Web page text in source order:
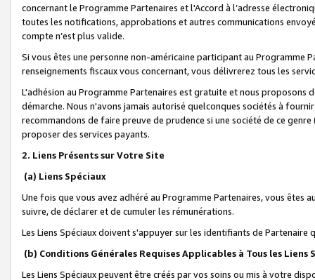
concernant le Programme Partenaires et l'Accord à l’adresse
toutes les notifications, approbations et autres communications
compte n’est plus valide.
Si vous êtes une personne non-américaine participant au
renseignements fiscaux vous concernant, vous délivrerez tous les
L'adhésion au Programme Partenaires est gratuite et nous proposons
démarche. Nous n'avons jamais autorisé quelconques sociétés à
recommandons de faire preuve de prudence si une société de ce
proposer des services payants.
2. Liens Présents sur Votre Site
(a) Liens Spéciaux
Une fois que vous avez adhéré au Programme Partenaires, vous êtes
suivre, de déclarer et de cumuler les rémunérations.
Les Liens Spéciaux doivent s'appuyer sur les identifiants de Partenaire
(b) Conditions Générales Requises Applicables à Tous les Liens
Les Liens Spéciaux peuvent être créés par vos soins ou mis à votre